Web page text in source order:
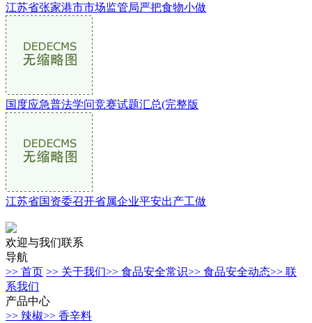
江苏省张家港市市场监管局严把食物小做
国度应急普法学问竞赛试题汇总(完整版
江苏省国资委召开省属企业平安出产工做
欢迎与我们联系
导航
>> 首页 >> 关于我们>> 食品安全常识>> 食品安全动态>> 联
系我们
产品中心
>> 辣椒>> 香辛料